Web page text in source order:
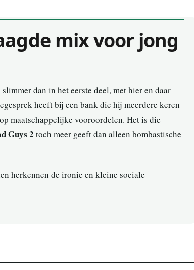
mix voor jong
dan in het eerste deel, met hier en daar
heeft bij een bank die hij meerdere keren
maatschappelijke vooroordelen. Het is die
Guys 2 toch meer geeft dan alleen bombastische
herkennen de ironie en kleine sociale